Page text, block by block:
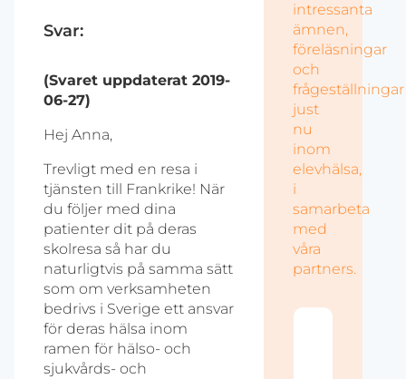
Svar:
(Svaret uppdaterat 2019-
06-27)
Hej Anna,
Trevligt med en resa i
tjänsten till Frankrike! När
du följer med dina
patienter dit på deras
skolresa så har du
naturligtvis på samma sätt
som om verksamheten
bedrivs i Sverige ett ansvar
för deras hälsa inom
ramen för hälso- och
sjukvårds- och
intressanta
ämnen,
föreläsningar
och
frågeställningar
just
nu
inom
elevhälsa,
i
samarbeta
med
våra
partners.